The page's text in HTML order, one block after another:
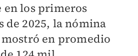
en los primeros
de 2025, la nómina
en promedio